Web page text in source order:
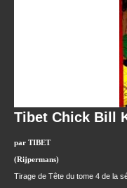
Tibet Chick Bill
par TIBET
(Rijpermans)
Tirage de Tête du tome 4 de la